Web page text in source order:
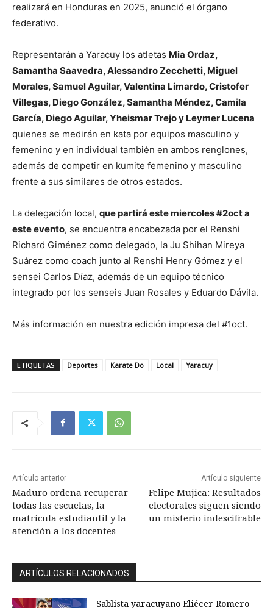
realizará en Honduras en 2025, anunció el órgano
federativo.
Representarán a Yaracuy los atletas Mia Ordaz,
Samantha Saavedra, Alessandro Zecchetti, Miguel
Morales, Samuel Aguilar, Valentina Limardo, Cristofer
Villegas, Diego González, Samantha Méndez, Camila
García, Diego Aguilar, Yheismar Trejo y Leymer Lucena
quienes se medirán en kata por equipos masculino y
femenino y en individual también en ambos renglones,
además de competir en kumite femenino y masculino
frente a sus similares de otros estados.
La delegación local, que partirá este miercoles #2oct a
este evento, se encuentra encabezada por el Renshi
Richard Giménez como delegado, la Ju Shihan Mireya
Suárez como coach junto al Renshi Henry Gómez y el
sensei Carlos Díaz, además de un equipo técnico
integrado por los senseis Juan Rosales y Eduardo Dávila.
Más información en nuestra edición impresa del #1oct.
ETIQUETAS Deportes Karate Do Local Yaracuy
Artículo anterior
Maduro ordena recuperar
todas las escuelas, la
matrícula estudiantil y la
atención a los docentes
Artículo siguiente
Felipe Mujica: Resultados
electorales siguen siendo
un misterio indescifrable
ARTÍCULOS RELACIONADOS
Sablista yaracuyano Eliécer Romero